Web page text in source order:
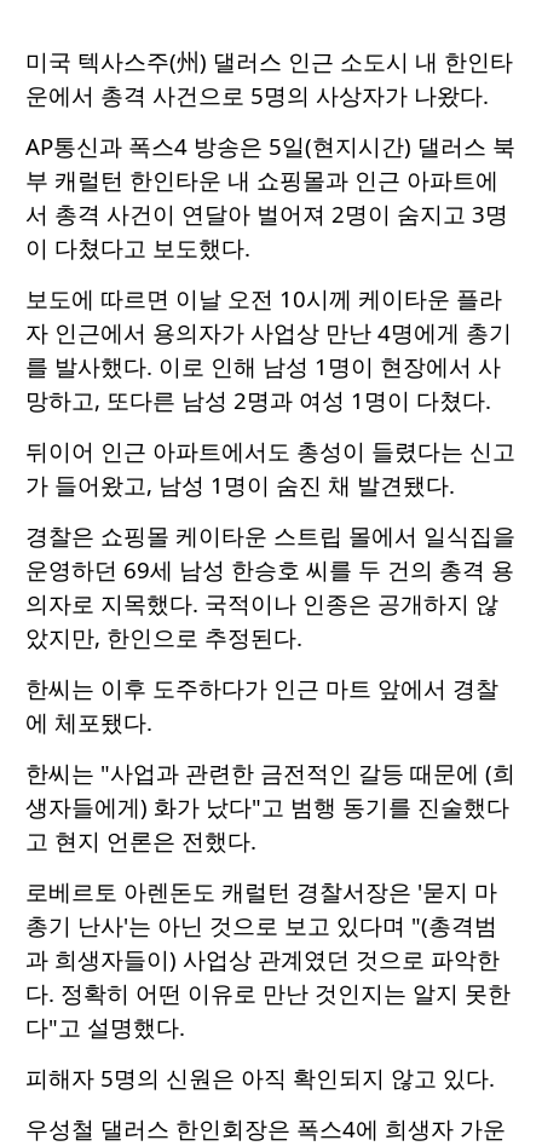
미국 텍사스주(州) 댈러스 인근 소도시 내 한인타
운에서 총격 사건으로 5명의 사상자가 나왔다.
AP통신과 폭스4 방송은 5일(현지시간) 댈러스 북
부 캐럴턴 한인타운 내 쇼핑몰과 인근 아파트에
서 총격 사건이 연달아 벌어져 2명이 숨지고 3명
이 다쳤다고 보도했다.
보도에 따르면 이날 오전 10시께 케이타운 플라
자 인근에서 용의자가 사업상 만난 4명에게 총기
를 발사했다. 이로 인해 남성 1명이 현장에서 사
망하고, 또다른 남성 2명과 여성 1명이 다쳤다.
뒤이어 인근 아파트에서도 총성이 들렸다는 신고
가 들어왔고, 남성 1명이 숨진 채 발견됐다.
경찰은 쇼핑몰 케이타운 스트립 몰에서 일식집을
운영하던 69세 남성 한승호 씨를 두 건의 총격 용
의자로 지목했다. 국적이나 인종은 공개하지 않
았지만, 한인으로 추정된다.
한씨는 이후 도주하다가 인근 마트 앞에서 경찰
에 체포됐다.
한씨는 "사업과 관련한 금전적인 갈등 때문에 (희
생자들에게) 화가 났다"고 범행 동기를 진술했다
고 현지 언론은 전했다.
로베르토 아렌돈도 캐럴턴 경찰서장은 '묻지 마
총기 난사'는 아닌 것으로 보고 있다며 "(총격범
과 희생자들이) 사업상 관계였던 것으로 파악한
다. 정확히 어떤 이유로 만난 것인지는 알지 못한
다"고 설명했다.
피해자 5명의 신원은 아직 확인되지 않고 있다.
우성철 댈러스 한인회장은 폭스4에 희생자 가운